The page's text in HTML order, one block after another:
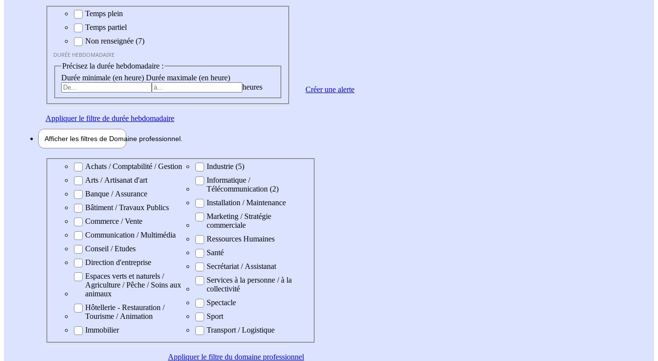
Durée hebdomadaire
Temps plein
Temps partiel
Non renseignée (7)
DURÉE HEBDOMADAIRE
Précisez la durée hebdomadaire :
Durée minimale (en heure) Durée maximale (en heure)
heures
Appliquerle filtre de durée hebdomadaire
Afficher les filtres de Domaine professionnel
Domaine professionel
Achats / Comptabilité / Gestion
Arts / Artisanat d'art
Banque / Assurance
Bâtiment / Travaux Publics
Commerce / Vente
Communication / Multimédia
Conseil / Etudes
Direction d'entreprise
Espaces verts et naturels /
Agriculture / Pêche / Soins aux
animaux
Hôtellerie - Restauration /
Tourisme / Animation
Immobilier
Industrie (5)
Informatique /
Télécommunication (2)
Installation / Maintenance
Marketing / Stratégie
commerciale
Ressources Humaines
Santé
Secrétariat / Assistanat
Services à la personne / à la
collectivité
Spectacle
Sport
Transport / Logistique
Appliquerle filtre du domaine professionnel
Créer une alerte